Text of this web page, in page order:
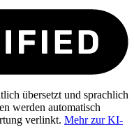
übersetzt und sprachlich
werden automatisch
verlinkt. Mehr zur KI-